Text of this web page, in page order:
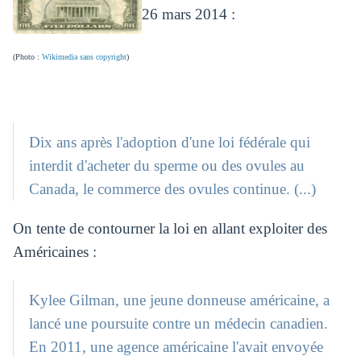
26 mars 2014 :
(Photo : Wikimedia sans copyright)
Dix ans après l'adoption d'une loi fédérale qui
interdit d'acheter du sperme ou des ovules au
Canada, le commerce des ovules continue. (...)
On tente de contourner la loi en allant exploiter des
Américaines :
Kylee Gilman, une jeune donneuse américaine, a
lancé une poursuite contre un médecin canadien.
En 2011, une agence américaine l'avait envoyée